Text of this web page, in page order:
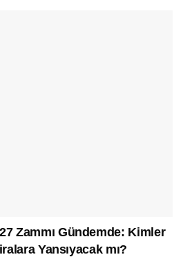
Zammı Gündemde: Kimler
Yansıyacak mı?